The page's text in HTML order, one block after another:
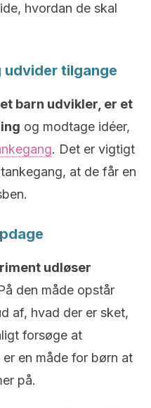
hvordan de skal
udvider tilgange
barn udvikler, er et
og modtage idéer,
. Det er vigtigt
at de får en
udløser
den måde opstår
af, hvad der er sket,
forsøge at
en måde for børn at
på.